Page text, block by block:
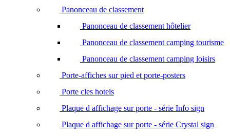
Panonceau de classement
Panonceau de classement hôtelier
Panonceau de classement camping tourisme
Panonceau de classement camping loisirs
Porte-affiches sur pied et porte-posters
Porte cles hotels
Plaque d affichage sur porte - série Info sign
Plaque d affichage sur porte - série Crystal sign